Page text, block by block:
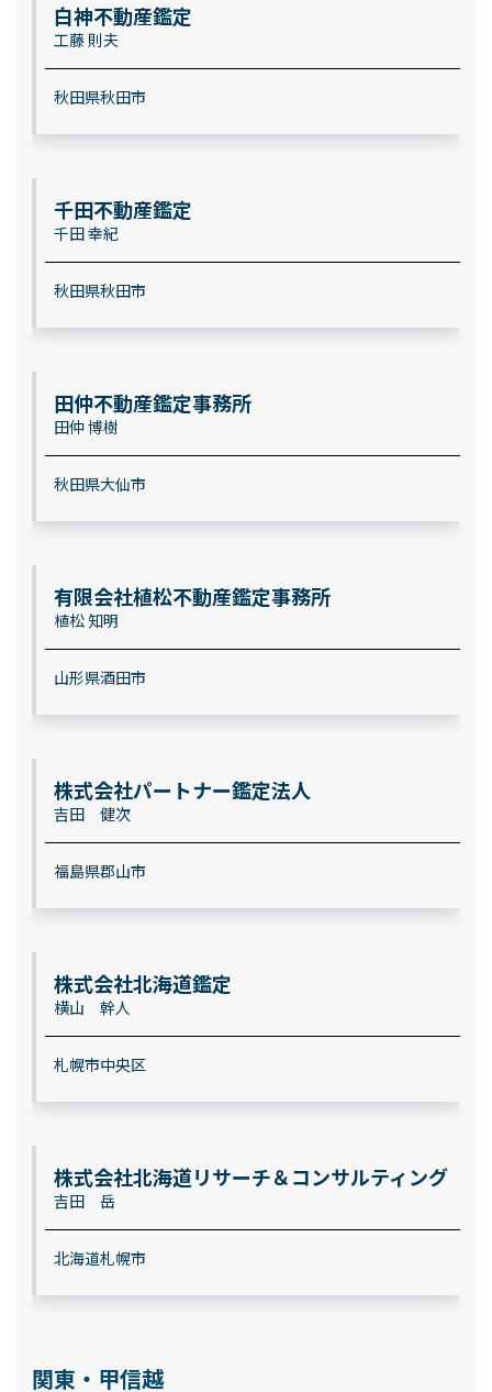
白神不動産鑑定
工藤 則夫
秋田県秋田市
千田不動産鑑定
千田 幸紀
秋田県秋田市
田仲不動産鑑定事務所
田仲 博樹
秋田県大仙市
有限会社植松不動産鑑定事務所
植松 知明
山形県酒田市
株式会社パートナー鑑定法人
吉田 健次
福島県郡山市
株式会社北海道鑑定
横山 幹人
札幌市中央区
株式会社北海道リサーチ＆コンサルティング
吉田 岳
北海道札幌市
関東・甲信越